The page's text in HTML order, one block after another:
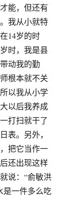
能，但还有
我从小就特
14岁的时
时，我是县
动我的勤
根本就不关
以我从小学
以后我养成
打扫就干了
表。另外，
把它当作一
还出现这样
说：“俞敏洪
是一件多么吃